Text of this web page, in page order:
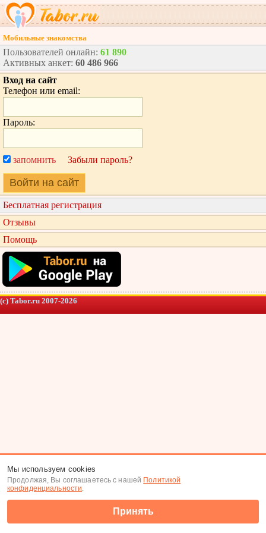
Мобильные знакомства
Пользователей онлайн: 61 890
Активных анкет: 60 486 966
Вход на сайт
Телефон или email:
Пароль:
запомнить Забыли пароль?
Войти на сайт
Бесплатная регистрация
Отзывы
Помощь
(c) Tabor.ru 2007-2026
Мы используем cookies
Продолжая, Вы соглашаетесь с нашей Политикой
конфиденциальности.
Принять